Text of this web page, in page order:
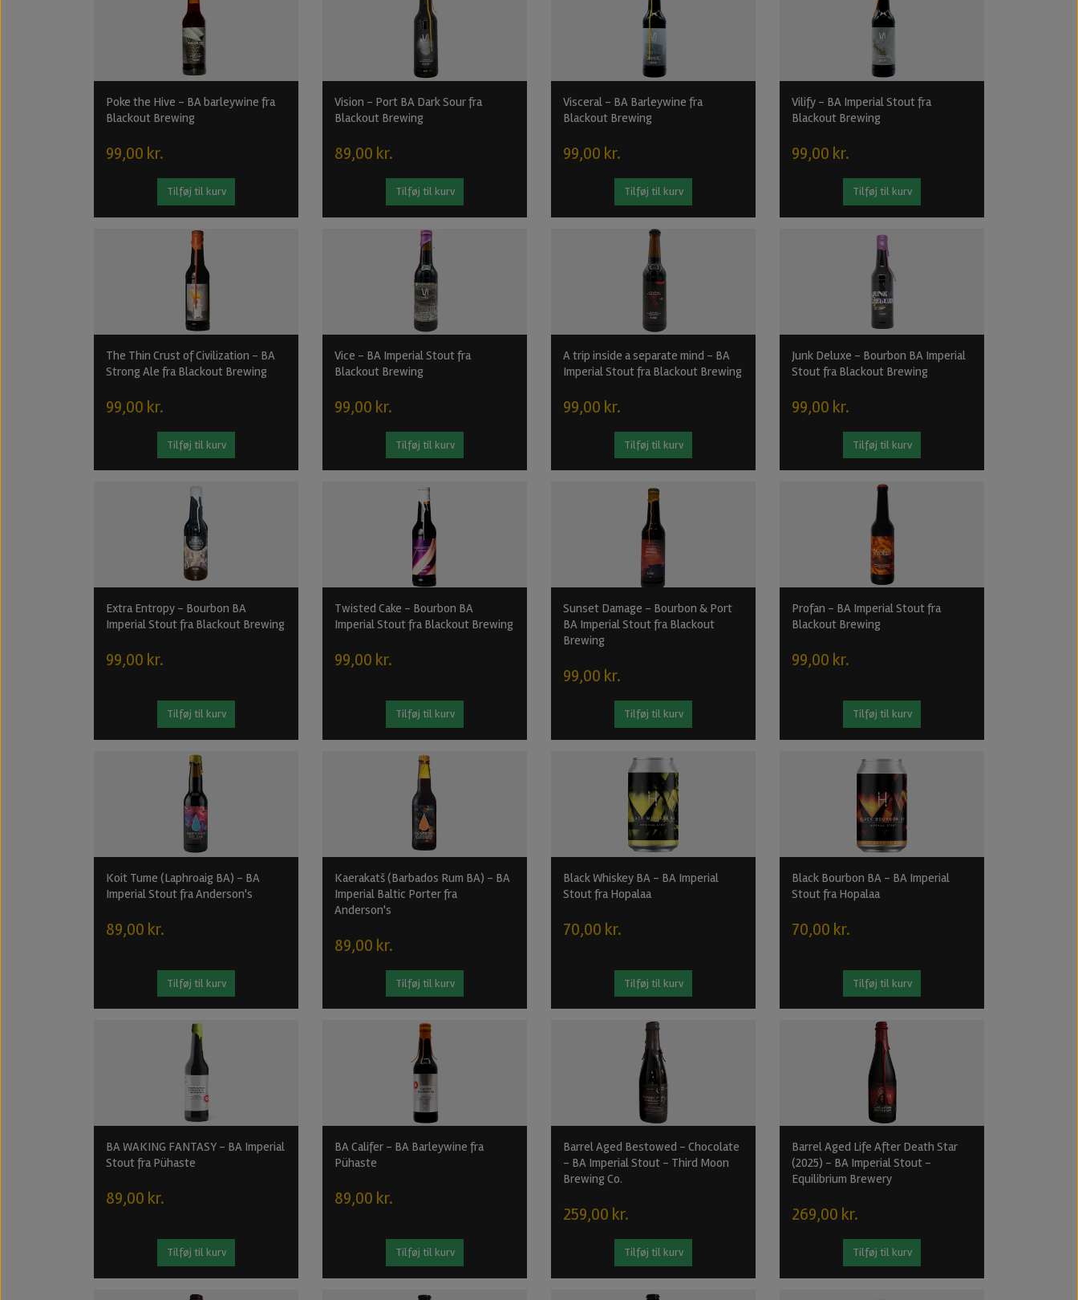
Poke the Hive - BA barleywine fra
Blackout Brewing
99,00 kr.
Tilføj til kurv
Vision - Port BA Dark Sour fra
Blackout Brewing
89,00 kr.
Tilføj til kurv
Visceral - BA Barleywine fra
Blackout Brewing
99,00 kr.
Tilføj til kurv
Vilify - BA Imperial Stout fra
Blackout Brewing
99,00 kr.
Tilføj til kurv
The Thin Crust of Civilization - BA
Strong Ale fra Blackout Brewing
99,00 kr.
Tilføj til kurv
Vice - BA Imperial Stout fra
Blackout Brewing
99,00 kr.
Tilføj til kurv
A trip inside a separate mind - BA
Imperial Stout fra Blackout Brewing
99,00 kr.
Tilføj til kurv
Junk Deluxe - Bourbon BA Imperial
Stout fra Blackout Brewing
99,00 kr.
Tilføj til kurv
Extra Entropy - Bourbon BA
Imperial Stout fra Blackout Brewing
99,00 kr.
Tilføj til kurv
Twisted Cake - Bourbon BA
Imperial Stout fra Blackout Brewing
99,00 kr.
Tilføj til kurv
Sunset Damage - Bourbon & Port
BA Imperial Stout fra Blackout
Brewing
99,00 kr.
Tilføj til kurv
Profan - BA Imperial Stout fra
Blackout Brewing
99,00 kr.
Tilføj til kurv
Koit Tume (Laphroaig BA) - BA
Imperial Stout fra Anderson's
89,00 kr.
Tilføj til kurv
Kaerakatš (Barbados Rum BA) - BA
Imperial Baltic Porter fra
Anderson's
89,00 kr.
Tilføj til kurv
Black Whiskey BA - BA Imperial
Stout fra Hopalaa
70,00 kr.
Tilføj til kurv
Black Bourbon BA - BA Imperial
Stout fra Hopalaa
70,00 kr.
Tilføj til kurv
BA WAKING FANTASY - BA Imperial
Stout fra Pühaste
89,00 kr.
Tilføj til kurv
BA Califer - BA Barleywine fra
Pühaste
89,00 kr.
Tilføj til kurv
Barrel Aged Bestowed - Chocolate
- BA Imperial Stout - Third Moon
Brewing Co.
259,00 kr.
Tilføj til kurv
Barrel Aged Life After Death Star
(2025) - BA Imperial Stout -
Equilibrium Brewery
269,00 kr.
Tilføj til kurv